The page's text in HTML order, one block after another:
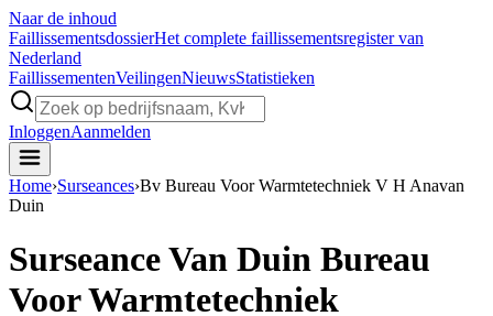
Naar de inhoud
FaillissementsdossierHet complete faillissementsregister van
Nederland
FaillissementenVeilingenNieuwsStatistieken
InloggenAanmelden
Home›Surseances›Bv Bureau Voor Warmtetechniek V H Anavan
Duin
SurseanceVan Duin Bureau
Voor Warmtetechniek